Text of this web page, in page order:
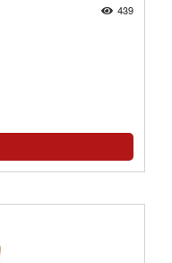
439